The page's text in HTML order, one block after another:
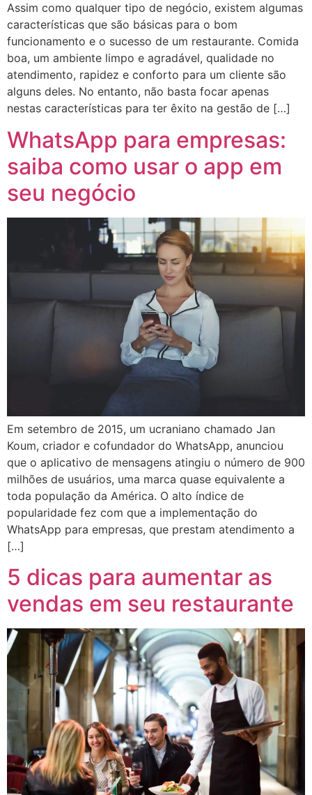
Assim como qualquer tipo de negócio, existem algumas
características que são básicas para o bom
funcionamento e o sucesso de um restaurante. Comida
boa, um ambiente limpo e agradável, qualidade no
atendimento, rapidez e conforto para um cliente são
alguns deles. No entanto, não basta focar apenas
nestas características para ter êxito na gestão de […]
WhatsApp para empresas:
saiba como usar o app em
seu negócio
Em setembro de 2015, um ucraniano chamado Jan
Koum, criador e cofundador do WhatsApp, anunciou
que o aplicativo de mensagens atingiu o número de 900
milhões de usuários, uma marca quase equivalente a
toda população da América. O alto índice de
popularidade fez com que a implementação do
WhatsApp para empresas, que prestam atendimento a
[…]
5 dicas para aumentar as
vendas em seu restaurante